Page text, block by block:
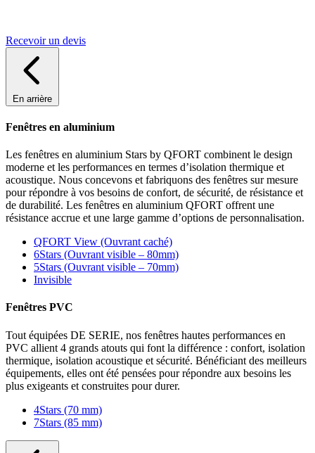
Recevoir un devis
En arrière
Fenêtres en aluminium
Les fenêtres en aluminium Stars by QFORT combinent le design
moderne et les performances en termes d’isolation thermique et
acoustique. Nous concevons et fabriquons des fenêtres sur mesure
pour répondre à vos besoins de confort, de sécurité, de résistance et
de durabilité. Les fenêtres en aluminium QFORT offrent une
résistance accrue et une large gamme d’options de personnalisation.
QFORT View (Ouvrant caché)
6Stars (Ouvrant visible – 80mm)
5Stars (Ouvrant visible – 70mm)
Invisible
Fenêtres PVC
Tout équipées DE SERIE, nos fenêtres hautes performances en
PVC allient 4 grands atouts qui font la différence : confort, isolation
thermique, isolation acoustique et sécurité. Bénéficiant des meilleurs
équipements, elles ont été pensées pour répondre aux besoins les
plus exigeants et construites pour durer.
4Stars (70 mm)
7Stars (85 mm)